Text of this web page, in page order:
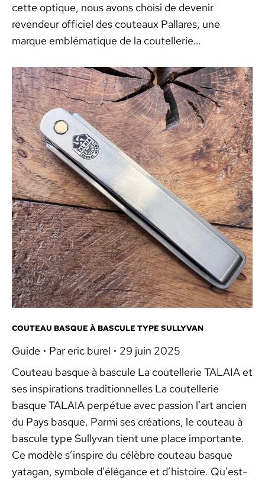
cette optique, nous avons choisi de devenir
revendeur officiel des couteaux Pallares, une
marque emblématique de la coutellerie…
COUTEAU BASQUE À BASCULE TYPE SULLYVAN
Guide Par eric burel
29 juin 2025
Couteau basque à bascule La coutellerie TALAIA et
ses inspirations traditionnelles La coutellerie
basque TALAIA perpétue avec passion l’art ancien
du Pays basque. Parmi ses créations, le couteau à
bascule type Sullyvan tient une place importante.
Ce modèle s’inspire du célèbre couteau basque
yatagan, symbole d’élégance et d’histoire. Qu’est-